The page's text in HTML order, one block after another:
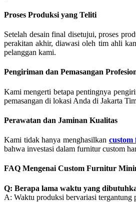
Proses Produksi yang Teliti
Setelah desain final disetujui, proses
perakitan akhir, diawasi oleh tim ahli
pelanggan kami.
Pengiriman dan Pemasangan
Kami mengerti betapa pentingnya
pemasangan di lokasi Anda di Jakarta
Perawatan dan Jaminan Kualitas
Kami tidak hanya menghasilkan
bahwa investasi dalam furnitur custom
FAQ Mengenai Custom Furnitur
Q: Berapa lama waktu yang
A: Waktu produksi bervariasi tergantung